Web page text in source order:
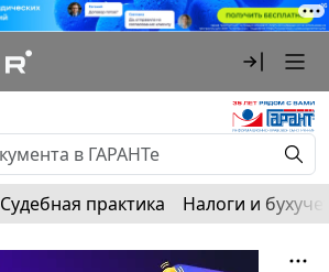
Судебная практика Налоги и